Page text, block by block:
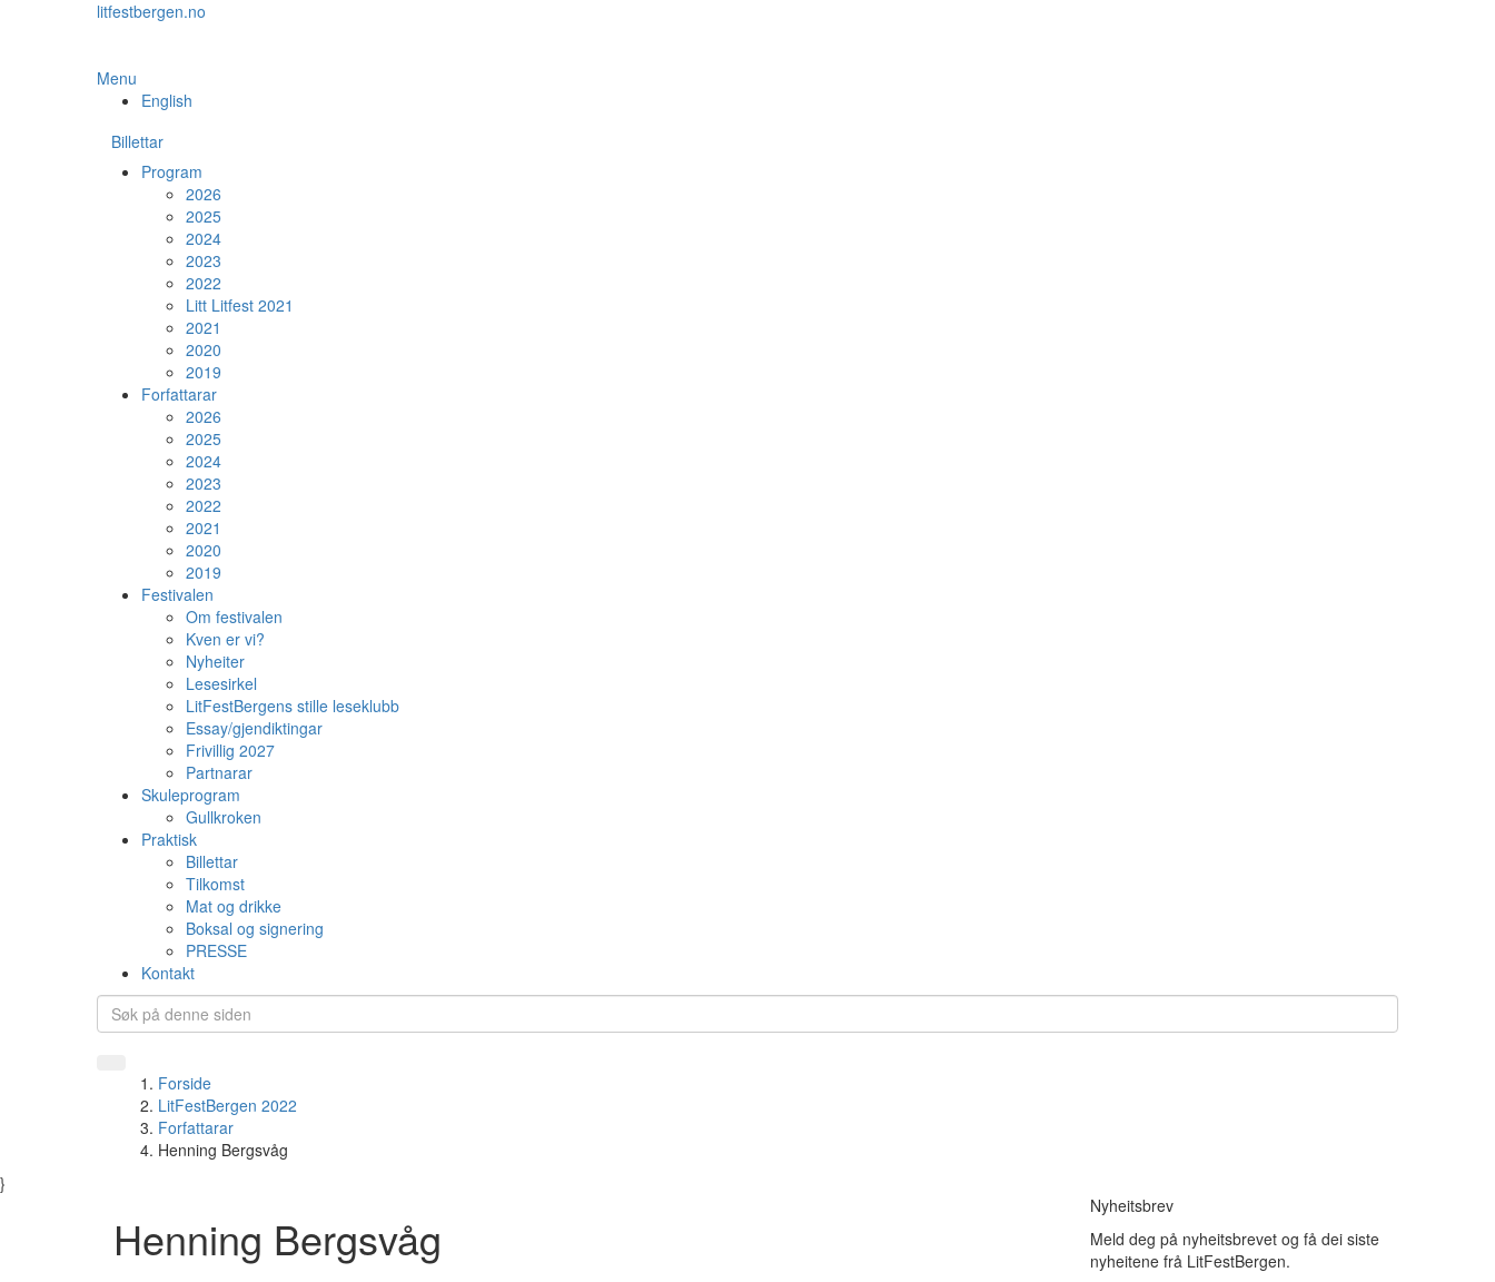
litfestbergen.no
Menu
English
Billettar
Program
2026
2025
2024
2023
2022
Litt Litfest 2021
2021
2020
2019
Forfattarar
2026
2025
2024
2023
2022
2021
2020
2019
Festivalen
Om festivalen
Kven er vi?
Nyheiter
Lesesirkel
LitFestBergens stille leseklubb
Essay/gjendiktingar
Frivillig 2027
Partnarar
Skuleprogram
Gullkroken
Praktisk
Billettar
Tilkomst
Mat og drikke
Boksal og signering
PRESSE
Kontakt
Forside
LitFestBergen 2022
Forfattarar
Henning Bergsvåg
}
Henning Bergsvåg
Nyheitsbrev
Meld deg på nyheitsbrevet og få dei siste
nyheitene frå LitFestBergen.